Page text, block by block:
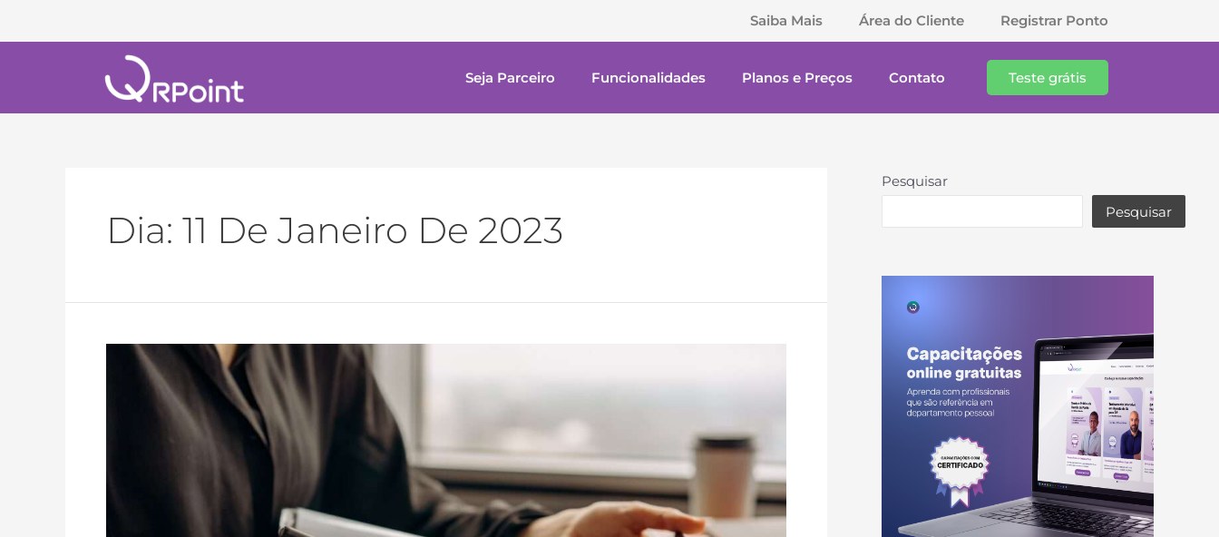
Saiba Mais Área do Cliente Registrar Ponto
Seja Parceiro Funcionalidades Planos e Preços Contato Teste grátis
Dia: 11 De Janeiro De 2023
Pesquisar
Pesquisar